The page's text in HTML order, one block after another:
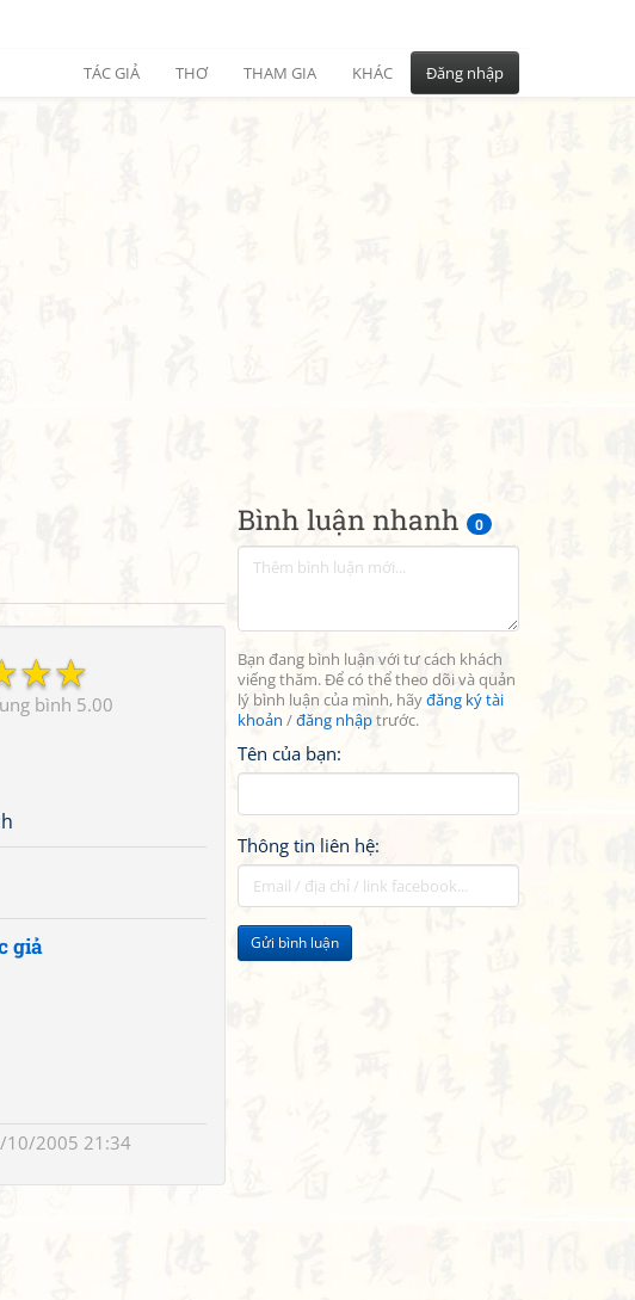
TÁC GIẢ THƠ THAM GIA KHÁC Đăng nhập
Bình luận nhanh 0
Bạn đang bình luận với tư cách khách
viếng thăm. Để có thể theo dõi và quản
lý bình luận của mình, hãyđăng ký tài
khoản /đăng nhậptrước.
Tên của bạn:
Thông tin liên hệ:
Gửi bình luận
☆
☆
5.00
giả
10/2005 21:34